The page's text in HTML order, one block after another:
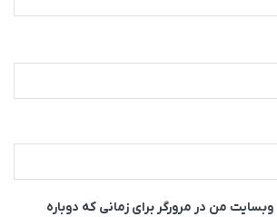
وبسایت من در مرورگر برای زمانی که دوباره